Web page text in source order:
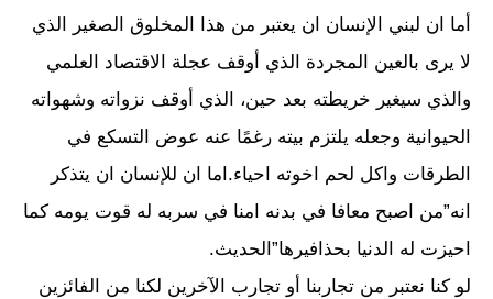
أما ان لبني الإنسان ان يعتبر من هذا المخلوق الصغير الذي
لا يرى بالعين المجردة الذي أوقف عجلة الاقتصاد العلمي
والذي سيغير خريطته بعد حين، الذي أوقف نزواته وشهواته
الحيوانية وجعله يلتزم بيته رغمًا عنه عوض التسكع في
الطرقات واكل لحم اخوته احياء.اما ان للإنسان ان يتذكر
انه”من اصبح معافا في بدنه امنا في سربه له قوت يومه كما
احيزت له الدنيا بحذافيرها”الحديث.
لو كنا نعتبر من تجاربنا أو تجارب الآخرين لكنا من الفائزين